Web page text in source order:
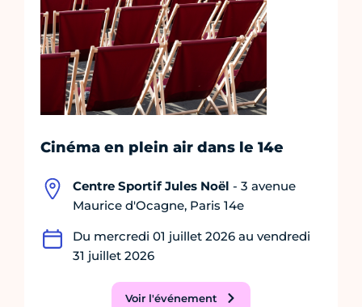
Cinéma en plein air dans le 14e
Centre Sportif Jules Noël - 3 avenue
Maurice d'Ocagne, Paris 14e
Du mercredi 01 juillet 2026 au vendredi
31 juillet 2026
Voir l'événement